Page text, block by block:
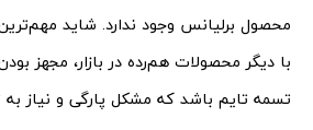
محصول برلیانس وجود ندارد. شاید
با دیگر محصولات هم‌رده در بازار، مجهز
تسمه تایم باشد که مشکل پارگی و نیاز به